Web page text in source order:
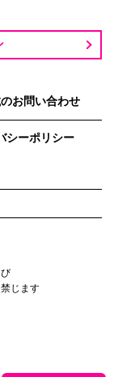
お問い合わせ
シーポリシー
じます